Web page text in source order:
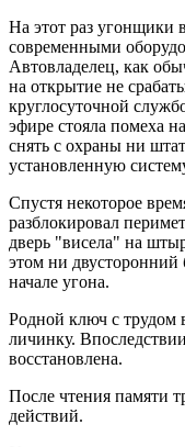
На этот раз угонщики
современными
Автовладелец, как
на открытие не
круглосуточной
эфире стояла помеха
снять с охраны ни
установленную
Спустя некоторое
разблокировал
дверь "висела" на
этом ни
начале угона.
Родной ключ с трудом
личинку.
восстановлена.
После чтения памяти
действий.